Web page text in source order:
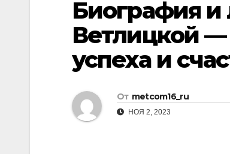
Биография и
Ветлицкой —
успеха и
От metcom16_ru
НОЯ 2, 2023